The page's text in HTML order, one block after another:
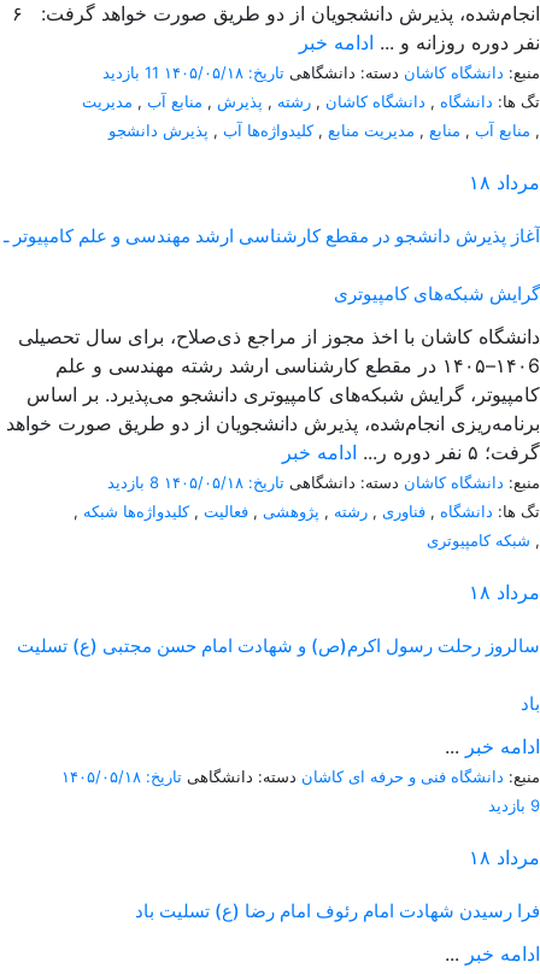
انجام‌شده، پذیرش دانشجویان از دو طریق صورت خواهد گرفت: ۶
نفر دوره روزانه و ... ادامه خبر
منبع: دانشگاه کاشان دسته: دانشگاهی تاریخ: ۱۴۰۵/۰۵/۱۸
11 بازدید
تگ ها: دانشگاه , دانشگاه کاشان , رشته , پذیرش , منابع آب , مدیریت
منابع آب , منابع , مدیریت منابع ,کلیدواژه‌ها آب , پذیرش دانشجو ,
۱۸ مرداد
آغاز پذیرش دانشجو در مقطع کارشناسی ارشد مهندسی و علم کامپیوتر ـ
گرایش شبکه‌های کامپیوتری
دانشگاه کاشان با اخذ مجوز از مراجع ذی‌صلاح، برای سال تحصیلی
۱۴۰6–۱۴۰۵ در مقطع کارشناسی ارشد رشته مهندسی و علم
کامپیوتر، گرایش شبکه‌های کامپیوتری دانشجو می‌پذیرد. بر اساس
برنامه‌ریزی انجام‌شده، پذیرش دانشجویان از دو طریق صورت خواهد
گرفت؛ ۵ نفر دوره ر...
ادامه خبر
منبع: دانشگاه کاشان دسته: دانشگاهی تاریخ: ۱۴۰۵/۰۵/۱۸
8 بازدید
تگ ها: دانشگاه , فناوری , رشته , پژوهشی , فعالیت ,کلیدواژه‌ها شبکه ,
شبکه کامپیوتری ,
۱۸ مرداد
سالروز رحلت رسول اکرم(ص) و شهادت امام حسن مجتبی (ع) تسلیت
باد
... ادامه خبر
منبع: دانشگاه فنی و حرفه ای کاشان دسته: دانشگاهی تاریخ: ۱۴۰۵/۰۵/۱۸
9 بازدید
۱۸ مرداد
فرا رسیدن شهادت امام رئوف امام رضا (ع) تسلیت باد
... ادامه خبر